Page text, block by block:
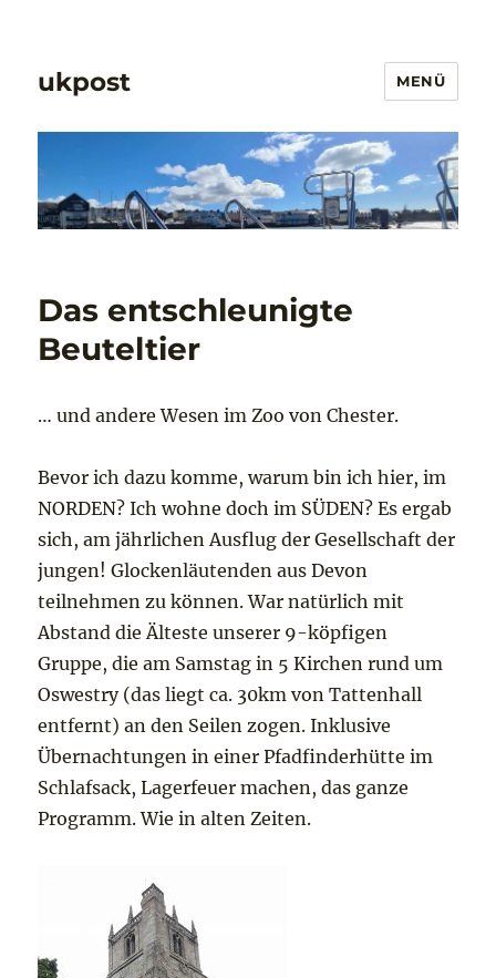
ukpost MENÜ
Das entschleunigte
Beuteltier
… und andere Wesen im Zoo von Chester.
Bevor ich dazu komme, warum bin ich hier, im
NORDEN? Ich wohne doch im SÜDEN? Es ergab
sich, am jährlichen Ausflug der Gesellschaft der
jungen! Glockenläutenden aus Devon
teilnehmen zu können. War natürlich mit
Abstand die Älteste unserer 9-köpfigen
Gruppe, die am Samstag in 5 Kirchen rund um
Oswestry (das liegt ca. 30km von Tattenhall
entfernt) an den Seilen zogen. Inklusive
Übernachtungen in einer Pfadfinderhütte im
Schlafsack, Lagerfeuer machen, das ganze
Programm. Wie in alten Zeiten.